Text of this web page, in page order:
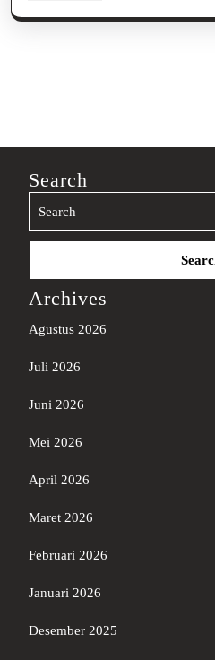
Search
Search
Archives
Agustus 2026
Juli 2026
Juni 2026
Mei 2026
April 2026
Maret 2026
Februari 2026
Januari 2026
Desember 2025